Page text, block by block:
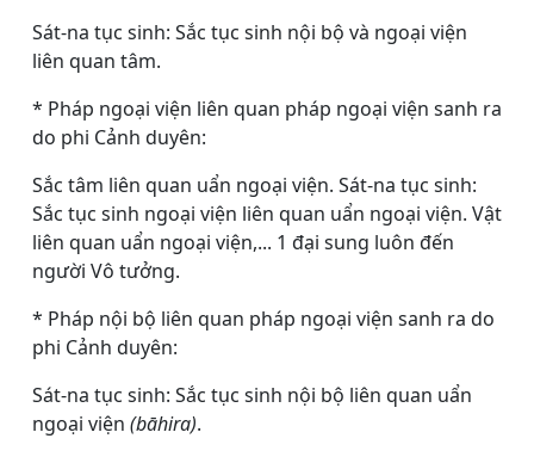
Sát-na tục sinh: Sắc tục sinh nội bộ và ngoại viện
liên quan tâm.
* Pháp ngoại viện liên quan pháp ngoại viện sanh ra
do phi Cảnh duyên:
Sắc tâm liên quan uẩn ngoại viện. Sát-na tục sinh:
Sắc tục sinh ngoại viện liên quan uẩn ngoại viện. Vật
liên quan uẩn ngoại viện,... 1 đại sung luôn đến
người Vô tưởng.
* Pháp nội bộ liên quan pháp ngoại viện sanh ra do
phi Cảnh duyên:
Sát-na tục sinh: Sắc tục sinh nội bộ liên quan uẩn
ngoại viện (bāhira).